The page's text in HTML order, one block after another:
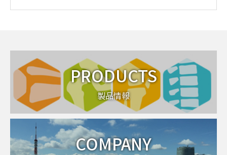
PRODUCTS
製品情報
COMPANY